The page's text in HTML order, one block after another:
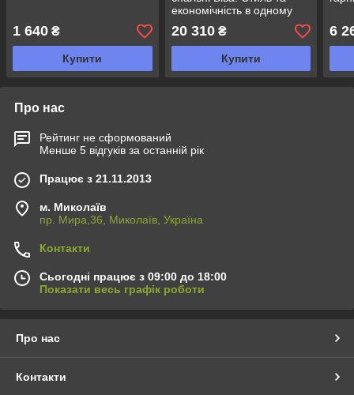
1 640 ₴
Купити
економічність в одному
наборі
20 310₴
Купити
6
Про нас
Рейтинг не сформований
Менше 5 відгуків за останній рік
Працює з 21.11.2013
м. Миколаїв
пр. Мира,36, Миколаїв, Україна
Контакти
Сьогодні працює з 09:00 до 18:00
Показати весь графік роботи
Про нас
Контакти